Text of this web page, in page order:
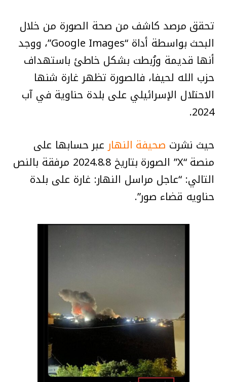
تحقق مرصد كاشف من صحة الصورة من خلال
البحث بواسطة أداة “Google Images”، ووجد
أنها قديمة ورُبطت بشكل خاطئ باستهداف
حزب الله لحيفا، فالصورة تظهر غارة شنها
الاحتلال الإسرائيلي على بلدة حناوية في آب
2024.
حيث نشرت صحيفة النهارعبر حسابها على
منصة “X” الصورة بتاريخ 2024.8.8 مرفقة بالنص
التالي: “عاجل مراسل النهار: غارة على بلدة
حناويه قضاء صور”.